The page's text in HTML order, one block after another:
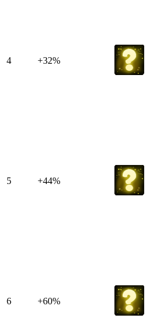
4
+32%
5
+44%
6
+60%